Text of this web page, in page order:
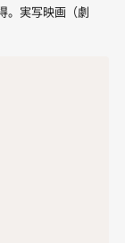
。実写映画（劇